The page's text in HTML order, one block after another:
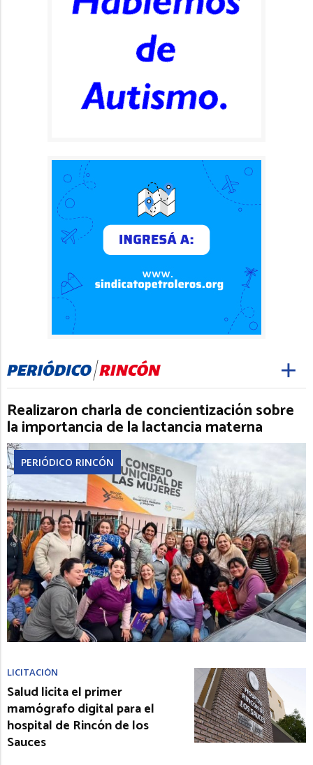
Realizaron charla de concientización sobre
la importancia de la lactancia materna
PERIÓDICO RINCÓN
LICITACIÓN
Salud licita el primer
mamógrafo digital para el
hospital de Rincón de los
Sauces